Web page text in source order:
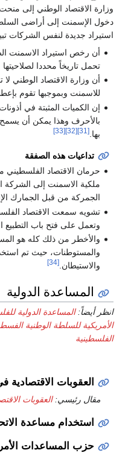
وزارة الاقتصاد الوطني إلى منحت
دخول الإسمنت إلى أراضى
استيراد جديدة لنفس الشركات
أن رخص استيراد الاسمنت
تحمل تاريخاً محددا
أن وزارة الاقتصاد الوطني
للاسمنت وبموجبها تقوم
إن الكميات المثبتة في
بالأحرف وهذا يمكن أن
بها.[31]
[32]
[33]
تداعيات هذه الصفقة
حرمان الاقتصاد
ملكية الاسمنت إلى الشركة
الجمركة من قبل الجمارك
تشويه سمعت الاقتصاد
وتعمل على فتح باب التطبيع
والأخطر من ذلك كله هو
والمستوطنات، حيث تم
والاستيطان.[34]
المساعدة الدولية
انظر أيضاً:المساعدة الدولية
الأمريكية للسلطة الوطنية
الفلسطينية
العقوبات الاقتصادية في
مقال رئيسي:العقوبات
استخدام مساعدة
حزب المساعدات